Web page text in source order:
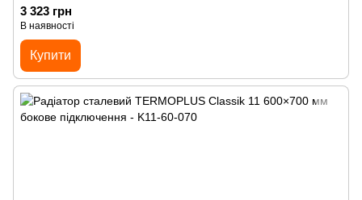
3 323 грн
В наявності
Купити